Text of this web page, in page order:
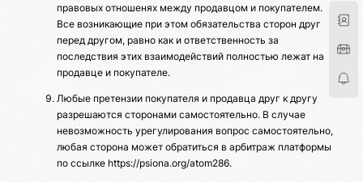
правовых отношенях между продавцом и покупателем.
Все возникающие при этом обязательства сторон друг
перед другом, равно как и ответственность за
последствия этих взаимодействий полностью лежат на
продавце и покупателе.
Любые претензии покупателя и продавца друг к другу
разрешаются сторонами самостоятельно. В случае
невозможность урегулирования вопрос самостоятельно,
любая сторона может обратиться в арбитраж платформы
по ссылке https://psiona.org/atom286.